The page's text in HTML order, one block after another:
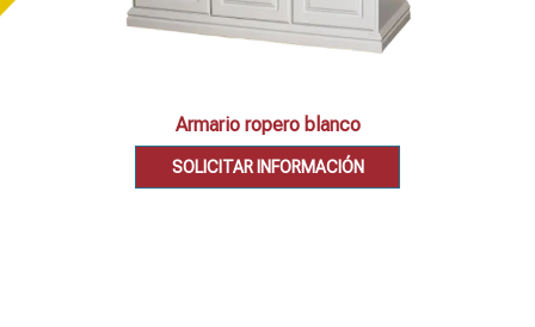
Armario ropero blanco
SOLICITAR INFORMACIÓN